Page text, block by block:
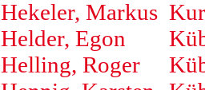
Hekeler, Markus
Helder, Egon
Helling, Roger